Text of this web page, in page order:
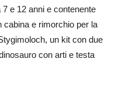
e 12 anni e contenente
cabina e rimorchio per la
un kit con due
con arti e testa